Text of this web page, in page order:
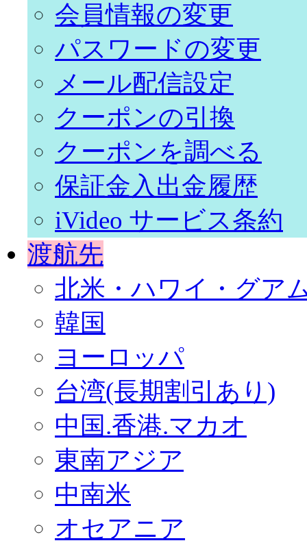
会員情報の変更
パスワードの変更
メール配信設定
クーポンの引換
クーポンを調べる
保証金入出金履歴
iVideo サービス条約
渡航先
北米・ハワイ・グア
韓国
ヨーロッパ
台湾(長期割引あり)
中国.香港.マカオ
東南アジア
中南米
オセアニア